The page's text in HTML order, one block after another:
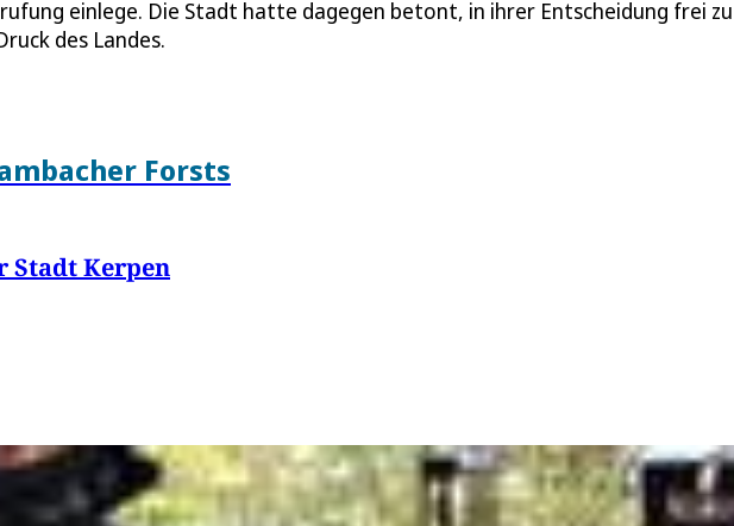
einlege. Die Stadt hatte dagegen betont, in ihrer Entscheidung frei zu
des Landes.
Forsts
Stadt Kerpen